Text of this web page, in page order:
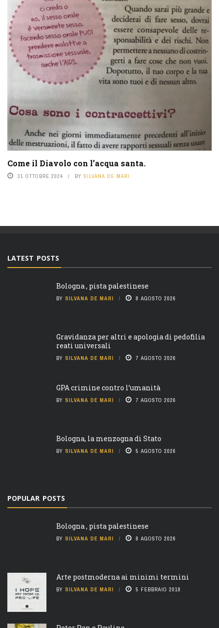
Come il Diavolo con l’acqua santa.
31 OTTOBRE 2024 BY SILVANA DE MARI
LATEST POSTS
Bologna , pista palestinese
BY SILVANA DE MARI 8 AGOSTO 2026
Gravidanza per altri e apologia di pedofilia
reati universali
BY SILVANA DE MARI 7 AGOSTO 2026
GPA crimine contro l’umanità
BY SILVANA DE MARI 7 AGOSTO 2026
Bologna, la menzogna di Stato
BY SILVANA DE MARI 5 AGOSTO 2026
POPULAR POSTS
Bologna , pista palestinese
BY SILVANA DE MARI 8 AGOSTO 2026
Arte postmoderna ai minimi termini
BY SILVANA DE MARI 5 FEBBRAIO 2018